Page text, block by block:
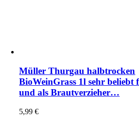
Müller Thurgau halbtrocken
BioWeinGrass 1l sehr beliebt
und als Brautverzieher…
5,99€